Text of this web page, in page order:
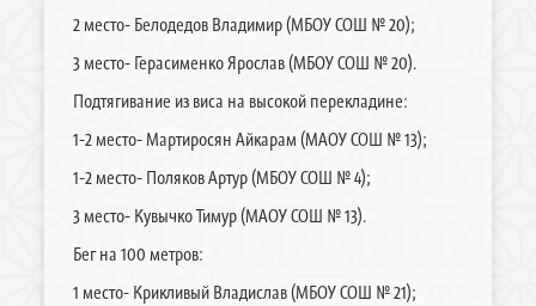
2 место- Белодедов Владимир (МБОУ СОШ № 20);
3 место- Герасименко Ярослав (МБОУ СОШ № 20).
Подтягивание из виса на высокой перекладине:
1-2 место- Мартиросян Айкарам (МАОУ СОШ № 13);
1-2 место- Поляков Артур (МБОУ СОШ № 4);
3 место- Кувычко Тимур (МАОУ СОШ № 13).
Бег на 100 метров:
1 место- Крикливый Владислав (МБОУ СОШ № 21);